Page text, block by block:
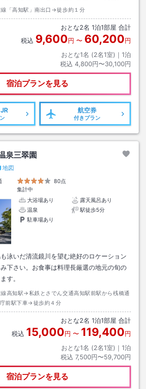
線「高知駅」南出口→徒歩約１分
おとな2名 1泊1部屋 合計
税込 9,600円 〜 60,200円
おとな1名 (2名1室)｜ 1泊
税込 4,800円〜30,100円
宿泊プランを見る
航空券
付きプラン
泉三翠園
地図
80点
集計中
大浴場あり
露天風呂あり
温泉
駅徒歩5分
駐車場あり
泳いだ清流鏡川を望む絶好のロケーション
下さい。お食事は料理長厳選の地元の旬の
す。
線高知駅→私鉄とさでん交通高知駅前駅から桟橋通
前駅下車→徒歩約４分
おとな2名 1泊1部屋 合計
税込 15,000円 〜 119,400円
おとな1名 (2名1室)｜ 1泊
税込 7,500円〜59,700円
宿泊プランを見る